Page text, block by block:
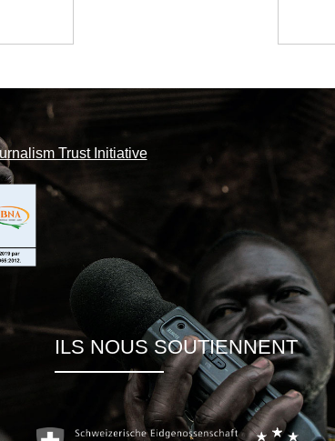
Trust Initiative
ILS NOUS SOUTIENNENT